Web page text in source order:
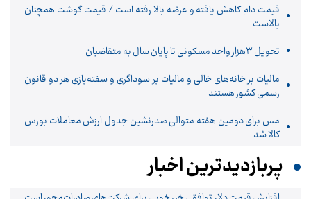
قیمت دام کاهش یافته و عرضه بالا رفته است / قیمت گوشت همچنان
بالاست
تحویل ۳هزار واحد مسکونی تا پایان سال به متقاضیان
مالیات بر خانه‌های خالی و مالیات بر سوداگری و سفته‌بازی هر دو قانون
رسمی کشور هستند
مس برای دومین هفته متوالی صدرنشین جدول ارزش معاملات بورس
کالا شد
پربازدیدترین اخبار